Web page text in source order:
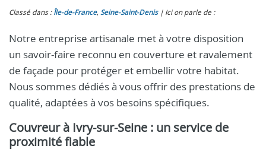
Classé dans : Île-de-France, Seine-Saint-Denis Ici on parle de :
Notre entreprise artisanale met à votre disposition
un savoir-faire reconnu en couverture et ravalement
de façade pour protéger et embellir votre habitat.
Nous sommes dédiés à vous offrir des prestations de
qualité, adaptées à vos besoins spécifiques.
Couvreur à Ivry-sur-Seine : un service de
proximité fiable